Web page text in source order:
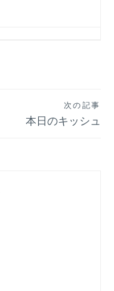
次の記事
本日のキッシュ